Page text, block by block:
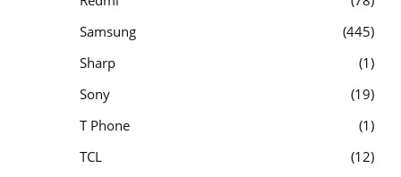
Samsung
445
Sharp
1
Sony
19
T Phone
1
TCL
12